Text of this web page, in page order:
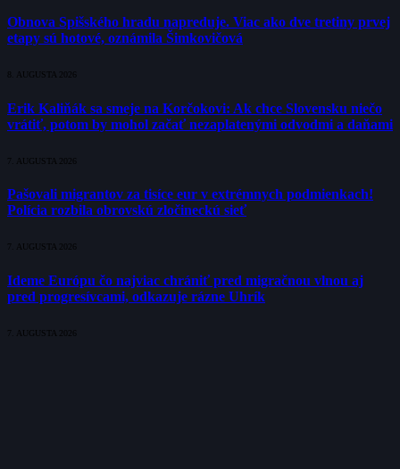
Obnova Spišského hradu napreduje. Viac ako dve tretiny prvej
etapy sú hotové, oznámila Šimkovičová
8. AUGUSTA 2026
Erik Kaliňák sa smeje na Korčokovi: Ak chce Slovensku niečo
vrátiť, potom by mohol začať nezaplatenými odvodmi a daňami
7. AUGUSTA 2026
Pašovali migrantov za tisíce eur v extrémnych podmienkach!
Polícia rozbila obrovskú zločineckú sieť
7. AUGUSTA 2026
Ideme Európu čo najviac chrániť pred migračnou vlnou aj
pred progresívcami, odkazuje rázne Uhrík
7. AUGUSTA 2026